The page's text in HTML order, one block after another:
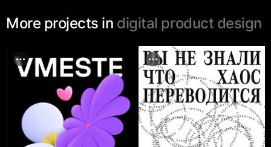
More projects in digital product design